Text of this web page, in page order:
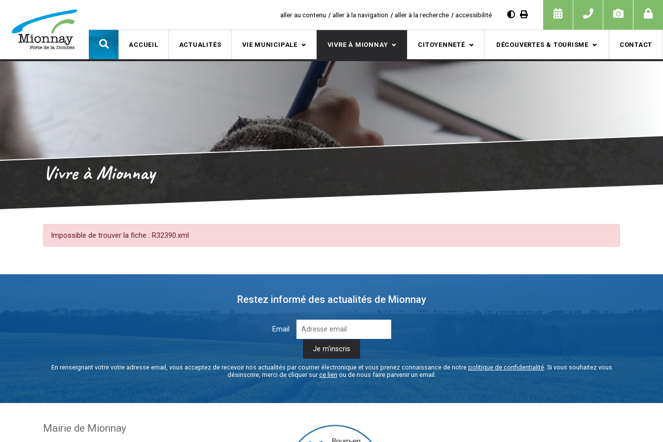
aller au contenu aller à la navigation aller à la recherche accessibilité
ACCUEIL ACTUALITÉS VIE MUNICIPALE VIVRE À MIONNAY CITOYENNETÉ DÉCOUVERTES & TOURISME CONTACT
Vivre à Mionnay
Impossible de trouver la fiche : R32390.xml
Restez informé des actualités de Mionnay
Email
En renseignant votre votre adresse email, vous acceptez de recevoir nos actualités par courrier électronique et vous prenez connaissance de notre politique de confidentialité. Si vous souhaitez vous
désinscrire, merci de cliquer surce lien ou de nous faire parvenir un email.
Mairie de Mionnay